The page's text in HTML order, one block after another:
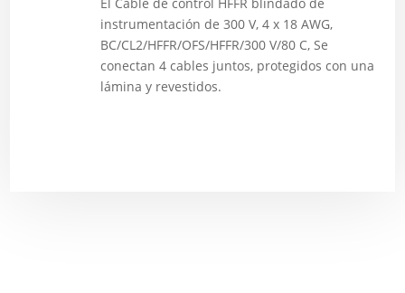
instrumentación de 300 V, 4 x 18 AWG,
BC/CL2/HFFR/OFS/HFFR/300 V/80 C, Se
conectan 4 cables juntos, protegidos con una
lámina y revestidos.